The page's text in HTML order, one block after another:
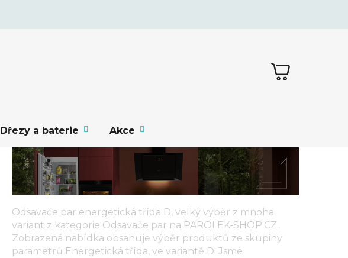
NÁKUPNÍ
KOŠÍK
Dřezy a baterie Akce
Odsavače par energetická třída D, velký výběr z mnoha
variant z kategorie Odsavače par na PAROLEK-SHOP.CZ.
Zobrazená nabídka obsahuje výběr produktů ze skupiny
parametrů Energetická třída, ve variantě D. Jsme